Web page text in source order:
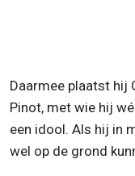
Daarmee plaatst hij
Pinot, met wie hij
een idool. Als hij in
wel op de grond